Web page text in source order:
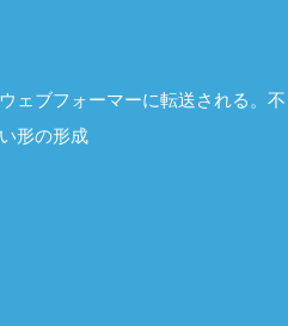
ェブフォーマーに転送される。不
形の形成